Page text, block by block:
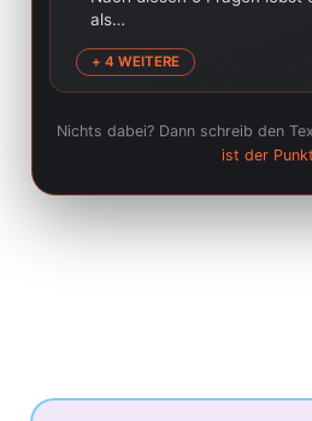
als…
+ 4 WEITERE
Nichts dabei? Dann schreib den
ist der